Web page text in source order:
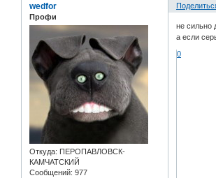
wedfor
Профи
Откуда: ПЕРОПАВЛОВСК-
КАМЧАТСКИЙ
Сообщений: 977
не сильно
а если
0